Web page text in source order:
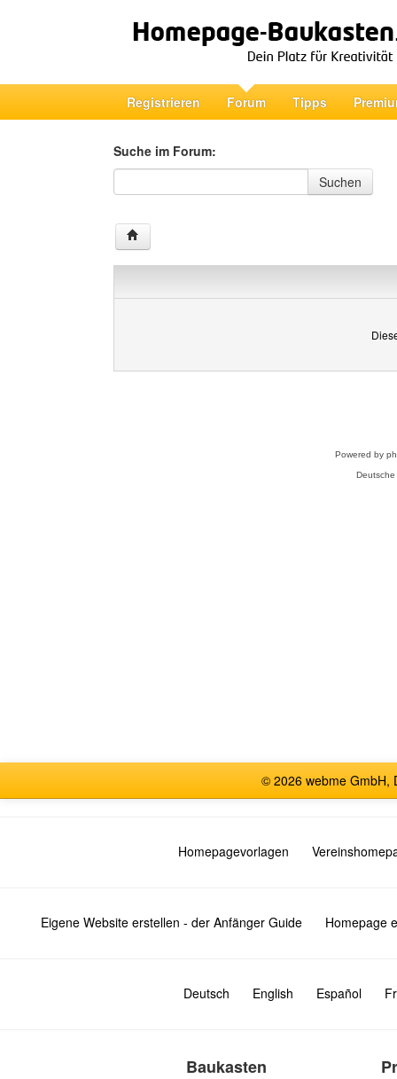
Registrieren Forum Tipps
Suche im Forum:
Suche im Forum
Suchen
Powered by
© 2026 webme GmbH,
Homepagevorlagen
Eigene Website erstellen - der Anfänger Guide Homepage
Deutsch English Español
Baukasten